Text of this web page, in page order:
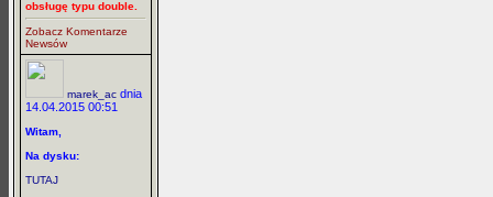
obsługę typu double.
Zobacz Komentarze
Newsów
marek_ac dnia
14.04.2015 00:51
Witam,
Na dysku:
TUTAJ